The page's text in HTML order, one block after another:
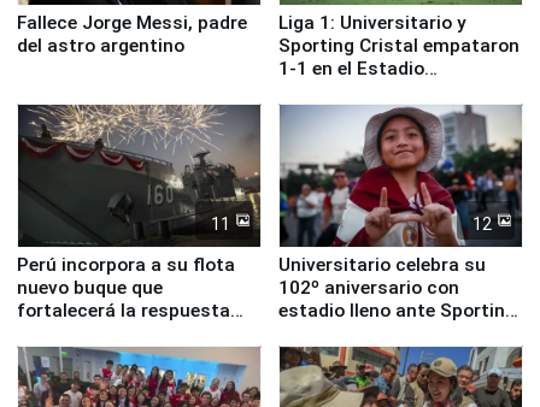
Fallece Jorge Messi, padre
del astro argentino
Liga 1: Universitario y
Sporting Cristal empataron
1-1 en el Estadio
11
Perú incorpora a su flota
nuevo buque que
fortalecerá la respuesta
12
Universitario celebra su
102º aniversario con
estadio lleno ante Sporting